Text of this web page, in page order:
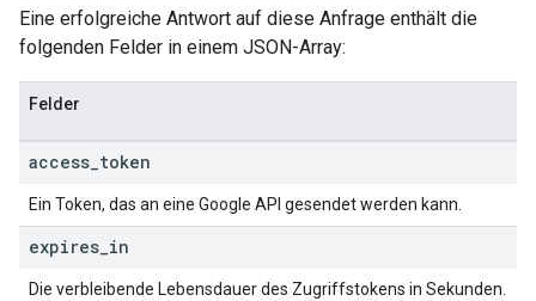
Eine erfolgreiche Antwort auf diese Anfrage enthält die
folgenden Felder in einem JSON-Array:
Felder
access token
Ein Token, das an eine Google API gesendet werden kann.
expires in
Die verbleibende Lebensdauer des Zugriffstokens in Sekunden.